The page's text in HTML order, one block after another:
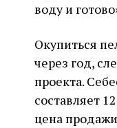
воду и
Окупиться
через год,
проекта.
составляет
цена